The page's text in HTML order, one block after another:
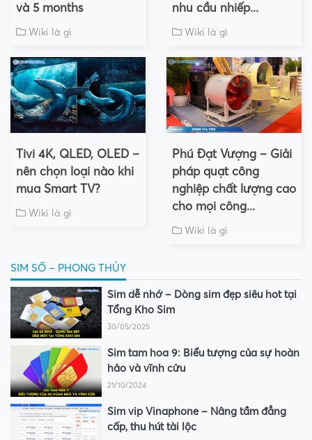
và 5 months
Wiki là gì
nhu cầu nhiếp...
Wiki là gì
Tivi 4K, QLED, OLED –
nên chọn loại nào khi
mua Smart TV?
Wiki là gì
Phú Đạt Vượng – Giải
pháp quạt công
nghiệp chất lượng cao
cho mọi công...
Wiki là gì
SIM SỐ – PHONG THỦY
Sim dễ nhớ – Dòng sim đẹp siêu hot tại
Tổng Kho Sim
30/05/2025
Sim tam hoa 9: Biểu tượng của sự hoàn
hảo và vĩnh cửu
21/10/2024
Sim vip Vinaphone – Nâng tầm đẳng
cấp, thu hút tài lộc